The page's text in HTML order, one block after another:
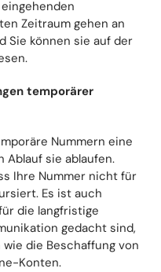
Zeitraum gehen an
Sie können sie auf der
temporärer
Nummern eine
Ablauf sie ablaufen.
Ihre Nummer nicht für
Es ist auch
die langfristige
gedacht sind,
die Beschaffung von
Konten.